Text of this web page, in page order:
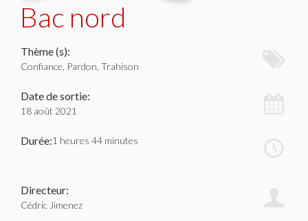
Bac nord
Thème (s):
Confiance, Pardon, Trahison
Date de sortie:
18 août 2021
Durée:1 heures 44 minutes
Directeur:
Cédric Jimenez